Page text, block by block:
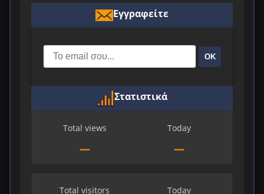
Εγγραφείτε
ΟΚ
Στατιστικά
Total views
—
Today
—
Total visitors Today